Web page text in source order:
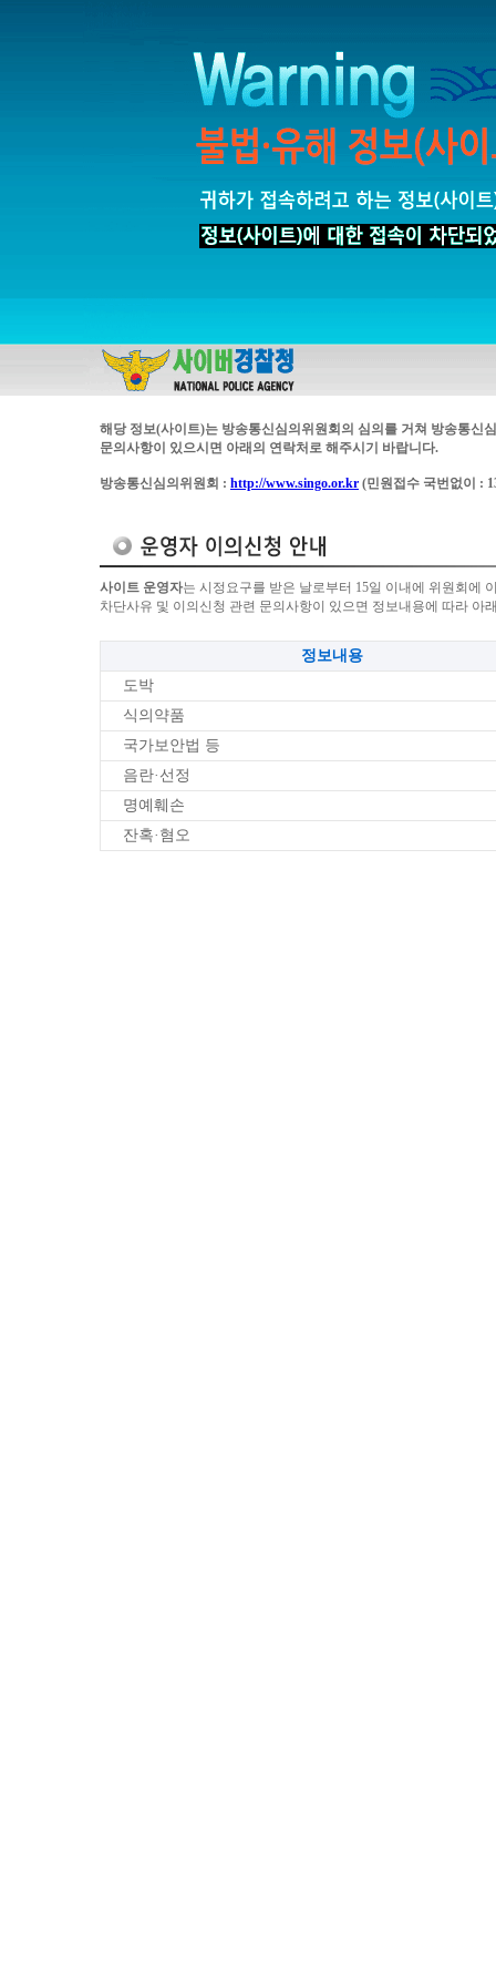
해당 정보(사이트)는 방송통신심의위원회의 심의를 거쳐 방송통신
문의사항이 있으시면 아래의 연락처로 해주시기 바랍니다.
방송통신심의위원회 : http://www.singo.or.kr (민원접수 국번없이 :
사이트 운영자는 시정요구를 받은 날로부터 15일 이내에 위원회에
차단사유 및 이의신청 관련 문의사항이 있으면 정보내용에 따라 아
정보내용
도박
식의약품
국가보안법 등
음란·선정
명예훼손
잔혹·혐오